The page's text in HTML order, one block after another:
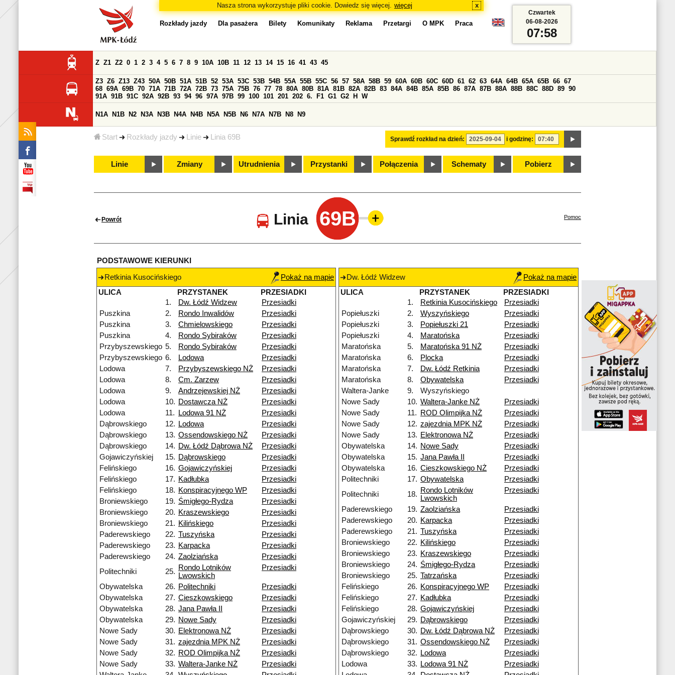
Nasza strona wykorzystuje pliki cookie. Dowiedz się więcej. więcej x
Start Rozkłady jazdy Linie Linia 69B
Rozkłady jazdy Dla pasażera Bilety Komunikaty Reklama Przetargi O MPK Praca
Sprawdź rozkład na dzień: i godzinę:
Z Z1 Z2 0 1 2 3 4 5 6 7 8 9 10A 10B 11 12 13 14 15 16 41 43 45
Z3 Z6 Z13 Z43 50A 50B 51A 51B 52 53A 53C 53B 54B 55A 55B 55C 56 57 58A 58B 59 60A 60B 60C 60D 61 62 63 64A 64B 65A 65B 66 67
68 69A 69B 70 71A 71B 72A 72B 73 75A 75B 76 77 78 80A 80B 81A 81B 82A 82B 83 84A 84B 85A 85B 86 87A 87B 88A 88B 88C 88D 89 90
91A 91B 91C 92A 92B 93 94 96 97A 97B 99 100 101 201 202 6. F1 G1 G2 H W
N1A N1B N2 N3A N3B N4A N4B N5A N5B N6 N7A N7B N8 N9
Linie Zmiany Utrudnienia Przystanki Połączenia Schematy Pobierz
Czwartek
06-08-2026
07:58
Powrót Linia 69B Pomoc
PODSTAWOWE KIERUNKI
Retkinia Kusocińskiego
Pokaż na mapie
ULICA
PRZYSTANEK
PRZESIADKI
1.
Dw. Łódź Widzew
Przesiadki
Puszkina
2. Rondo Inwalidów
Przesiadki
Puszkina
3. Chmielowskiego
Przesiadki
Puszkina
4. Rondo Sybiraków
Przesiadki
Przybyszewskiego 5. Rondo Sybiraków
Przesiadki
Przybyszewskiego 6. Lodowa
Przesiadki
Lodowa
7. Przybyszewskiego NŻ
Przesiadki
Lodowa
8. Cm. Zarzew
Przesiadki
Lodowa
9. Andrzejewskiej NŻ
Przesiadki
Lodowa
10. Dostawcza NŻ
Przesiadki
Lodowa
11. Lodowa 91 NŻ
Przesiadki
Dąbrowskiego
12. Lodowa
Przesiadki
Dąbrowskiego
13. Ossendowskiego NŻ
Przesiadki
Dąbrowskiego
14. Dw. Łódź Dąbrowa NŻ
Przesiadki
Gojawiczyńskiej
15. Dąbrowskiego
Przesiadki
Felińskiego
16. Gojawiczyńskiej
Przesiadki
Felińskiego
17. Kadłubka
Przesiadki
Felińskiego
18. Konspiracyjnego WP
Przesiadki
Broniewskiego
19. Śmigłego-Rydza
Przesiadki
Broniewskiego
20. Kraszewskiego
Przesiadki
Broniewskiego
21. Kilińskiego
Przesiadki
Paderewskiego
22. Tuszyńska
Przesiadki
Paderewskiego
23. Karpacka
Przesiadki
Paderewskiego
24. Zaolziańska
Przesiadki
Politechniki
25. Rondo Lotników
Lwowskich
Przesiadki
Obywatelska 26. Politechniki
Przesiadki
Obywatelska
27. Cieszkowskiego
Przesiadki
Obywatelska
28. Jana Pawła II
Przesiadki
Obywatelska
29. Nowe Sady
Przesiadki
Nowe Sady
30. Elektronowa NŻ
Przesiadki
Nowe Sady
31. zajezdnia MPK NŻ
Przesiadki
Nowe Sady
32. ROD Olimpijka NŻ
Przesiadki
Nowe Sady
33. Waltera-Janke NŻ
Przesiadki
Dw. Łódź Widzew
Pokaż na mapie
ULICA
PRZYSTANEK
PRZESIADKI
1.
Retkinia Kusocińskiego
Przesiadki
Popiełuszki
2. Wyszyńskiego
Przesiadki
Popiełuszki
3. Popiełuszki 21
Przesiadki
Popiełuszki
4. Maratońska
Przesiadki
Maratońska
5. Maratońska 91 NŻ
Przesiadki
Maratońska
6. Plocka
Przesiadki
Maratońska
7. Dw. Łódź Retkinia
Przesiadki
Maratońska
8. Obywatelska
Przesiadki
Waltera-Janke
9.
Wyszyńskiego
Nowe Sady
10. Waltera-Janke NŻ
Przesiadki
Nowe Sady
11. ROD Olimpijka NŻ
Przesiadki
Nowe Sady
12. zajezdnia MPK NŻ
Przesiadki
Nowe Sady
13. Elektronowa NŻ
Przesiadki
Obywatelska
14. Nowe Sady
Przesiadki
Obywatelska
15. Jana Pawła II
Przesiadki
Obywatelska
16. Cieszkowskiego NŻ
Przesiadki
Politechniki
17. Obywatelska
Przesiadki
Politechniki
18. Rondo Lotników
Lwowskich
Przesiadki
Paderewskiego 19. Zaolziańska
Przesiadki
Paderewskiego
20. Karpacka
Przesiadki
Paderewskiego
21. Tuszyńska
Przesiadki
Broniewskiego
22. Kilińskiego
Przesiadki
Broniewskiego
23. Kraszewskiego
Przesiadki
Broniewskiego
24. Śmigłego-Rydza
Przesiadki
Broniewskiego
25. Tatrzańska
Przesiadki
Felińskiego
26. Konspiracyjnego WP
Przesiadki
Felińskiego
27. Kadłubka
Przesiadki
Felińskiego
28. Gojawiczyńskiej
Przesiadki
Gojawiczyńskiej
29. Dąbrowskiego
Przesiadki
Dąbrowskiego
30. Dw. Łódź Dąbrowa NŻ
Przesiadki
Dąbrowskiego
31. Ossendowskiego NŻ
Przesiadki
Dąbrowskiego
32. Lodowa
Przesiadki
Lodowa
33. Lodowa 91 NŻ
Przesiadki